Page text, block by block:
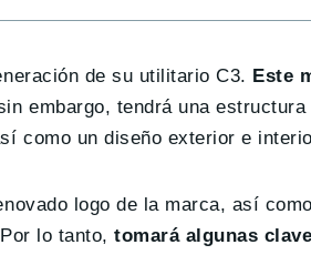
de su utilitario C3. Este
embargo, tendrá una
como un diseño exterior e
logo de la marca, así
lo tanto, tomará algunas